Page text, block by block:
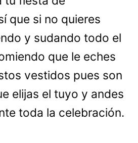
que si no quieres
y sudando todo el
que le eches
vestidos pues son
elijas el tuyo y andes
toda la celebración.